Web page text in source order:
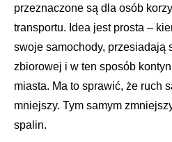
przeznaczone są dla osób
transportu. Idea jest prosta –
swoje samochody, przesiadają
zbiorowej i w ten sposób
miasta. Ma to sprawić, że ruch
mniejszy. Tym samym
spalin.